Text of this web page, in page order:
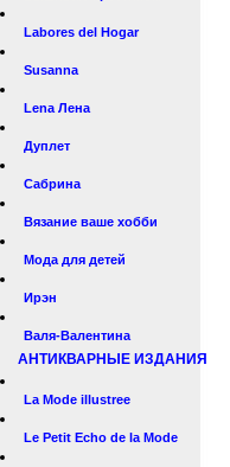
Labores del Hogar
Susanna
Lena Лена
Дуплет
Сабрина
Вязание ваше хобби
Мода для детей
Ирэн
Валя-Валентина
АНТИКВАРНЫЕ ИЗДАНИЯ
La Mode illustree
Le Petit Echo de la Mode